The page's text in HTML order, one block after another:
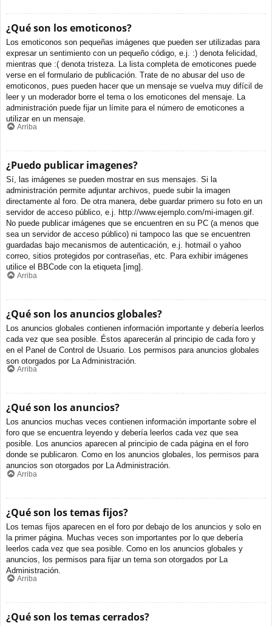
¿Qué son los emoticonos?
Los emoticonos son pequeñas imágenes que pueden ser utilizadas para
expresar un sentimiento con un pequeño código, e.j. :) denota felicidad,
mientras que :( denota tristeza. La lista completa de emoticones puede
verse en el formulario de publicación. Trate de no abusar del uso de
emoticonos, pues pueden hacer que un mensaje se vuelva muy difícil de
leer y un moderador borre el tema o los emoticones del mensaje. La
administración puede fijar un límite para el número de emoticones a
utilizar en un mensaje.
Arriba
¿Puedo publicar imagenes?
Sí, las imágenes se pueden mostrar en sus mensajes. Si la
administración permite adjuntar archivos, puede subir la imagen
directamente al foro. De otra manera, debe guardar primero su foto en un
servidor de acceso público, e.j. http://www.ejemplo.com/mi-imagen.gif.
No puede publicar imágenes que se encuentren en su PC (a menos que
sea un servidor de acceso público) ni tampoco las que se encuentren
guardadas bajo mecanismos de autenticación, e.j. hotmail o yahoo
correo, sitios protegidos por contraseñas, etc. Para exhibir imágenes
utilice el BBCode con la etiqueta [img].
Arriba
¿Qué son los anuncios globales?
Los anuncios globales contienen información importante y debería leerlos
cada vez que sea posible. Éstos aparecerán al principio de cada foro y
en el Panel de Control de Usuario. Los permisos para anuncios globales
son otorgados por La Administración.
Arriba
¿Qué son los anuncios?
Los anuncios muchas veces contienen información importante sobre el
foro que se encuentra leyendo y debería leerlos cada vez que sea
posible. Los anuncios aparecen al principio de cada página en el foro
donde se publicaron. Como en los anuncios globales, los permisos para
anuncios son otorgados por La Administración.
Arriba
¿Qué son los temas fijos?
Los temas fijos aparecen en el foro por debajo de los anuncios y solo en
la primer página. Muchas veces son importantes por lo que debería
leerlos cada vez que sea posible. Como en los anuncios globales y
anuncios, los permisos para fijar un tema son otorgados por La
Administración.
Arriba
¿Qué son los temas cerrados?